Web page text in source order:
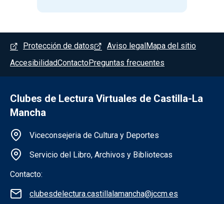
Menú del pie
Protección de datos Aviso legal Mapa del sitio
AccesibilidadContactoPreguntas frecuentes
Clubes de Lectura Virtuales de Castilla-La
Mancha
Información de la institución
Viceconsejeria de Cultura y Deportes
Servicio del Libro, Archivos y Bibliotecas
Contacto:
clubesdelectura.castillalamancha@jccm.es